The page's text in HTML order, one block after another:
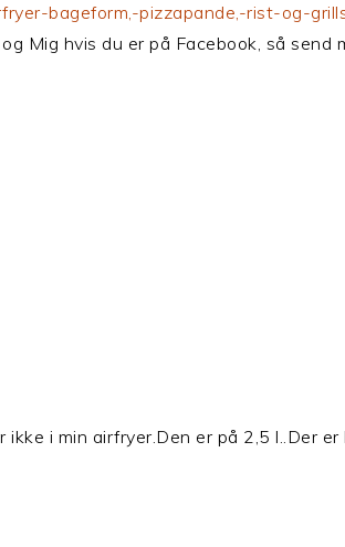
bageform,-pizzapande,-rist-og-
Mig hvis du er på Facebook, så send
i min airfryer.Den er på 2,5 l..Der